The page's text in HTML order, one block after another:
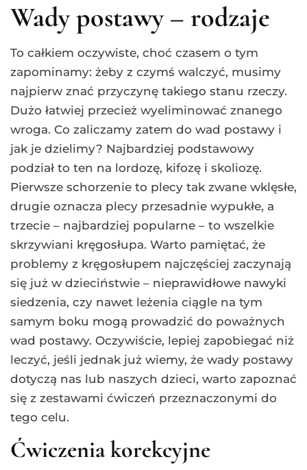
Wady postawy – rodzaje
To całkiem oczywiste, choć czasem o tym
zapominamy: żeby z czymś walczyć, musimy
najpierw znać przyczynę takiego stanu rzeczy.
Dużo łatwiej przecież wyeliminować znanego
wroga. Co zaliczamy zatem do wad postawy i
jak je dzielimy? Najbardziej podstawowy
podział to ten na lordozę, kifozę i skoliozę.
Pierwsze schorzenie to plecy tak zwane wklęsłe,
drugie oznacza plecy przesadnie wypukłe, a
trzecie – najbardziej popularne – to wszelkie
skrzywiani kręgosłupa. Warto pamiętać, że
problemy z kręgosłupem najczęściej zaczynają
się już w dzieciństwie – nieprawidłowe nawyki
siedzenia, czy nawet leżenia ciągle na tym
samym boku mogą prowadzić do poważnych
wad postawy. Oczywiście, lepiej zapobiegać niż
leczyć, jeśli jednak już wiemy, że wady postawy
dotyczą nas lub naszych dzieci, warto zapoznać
się z zestawami ćwiczeń przeznaczonymi do
tego celu.
Ćwiczenia korekcyjne